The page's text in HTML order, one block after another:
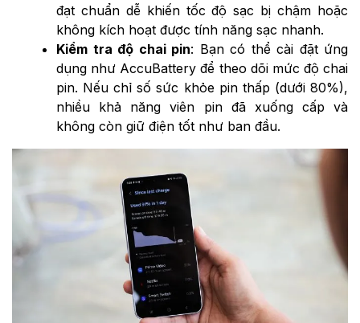
đạt chuẩn dễ khiến tốc độ sạc bị chậm hoặc
không kích hoạt được tính năng sạc nhanh.
Kiểm tra độ chai pin: Bạn có thể cài đặt ứng
dụng như AccuBattery để theo dõi mức độ chai
pin. Nếu chỉ số sức khỏe pin thấp (dưới 80%),
nhiều khả năng viên pin đã xuống cấp và
không còn giữ điện tốt như ban đầu.